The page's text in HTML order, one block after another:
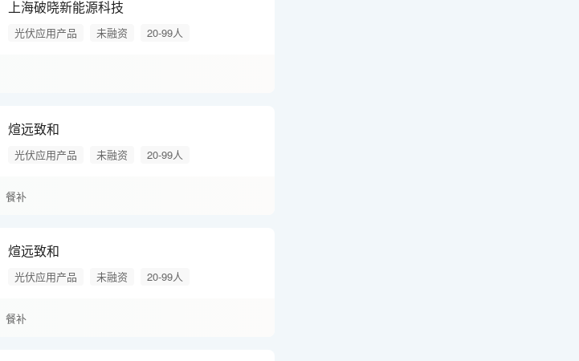
上海破晓新能源科技
光伏应用产品 未融资 20-99人
煊远致和
光伏应用产品 未融资 20-99人
餐补
煊远致和
光伏应用产品 未融资 20-99人
餐补